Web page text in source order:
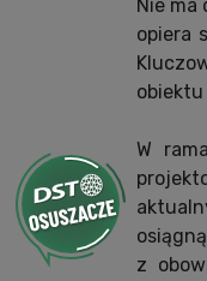
Nie
opiera
W
z